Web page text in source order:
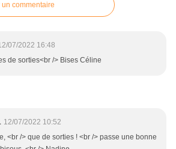
un commentaire
07/2022 16:48
de sorties<br /> Bises Céline
12/07/2022 10:52
<br /> que de sorties ! <br /> passe une bonne